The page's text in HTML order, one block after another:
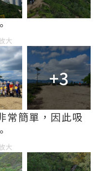
大
+3
常簡單，因此吸
大